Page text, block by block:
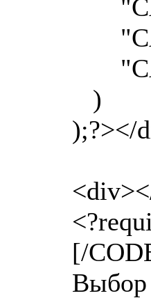
)
);?></
[/
Выбор